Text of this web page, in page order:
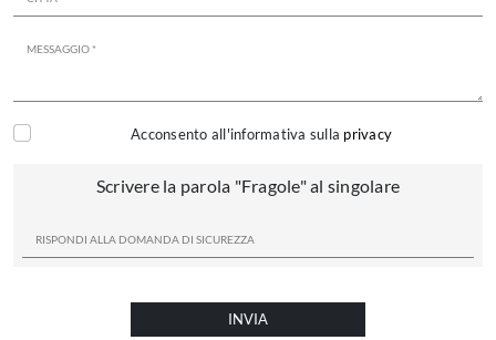
Acconsento all'informativa sulla privacy
Scrivere la parola "Fragole" al singolare
INVIA